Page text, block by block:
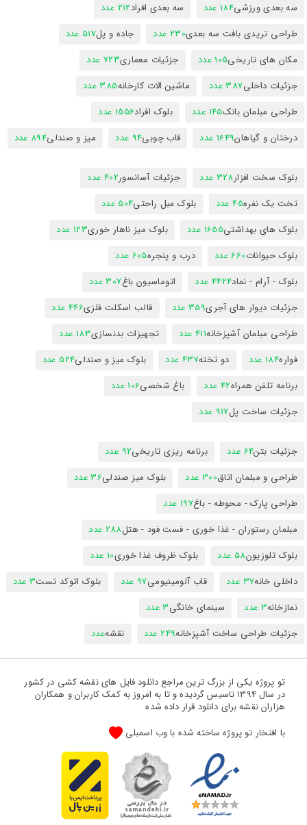
سه بعدی ورزشی184 عدد سه بعدی افراد212 عدد
طراحی تریدی بافت سه بعدی230 عدد جاده و پل517 عدد
مکان های تاریخی105 عدد جزئیات معماری723 عدد
جزئیات داخلی387 عدد ماشین الات کارخانه385 عدد
طراحی مبلمان بانک145 عدد بلوک افراد1556 عدد
درختان و گیاهان1649 عدد قاب چوبی94 عدد میز و صندلی894 عدد
بلوک سخت افزار328 عدد جزئیات آسانسور402 عدد
تخت یک نفره45 عدد بلوک مبل راحتی504 عدد
بلوک های بهداشتی1655 عدد بلوک میز ناهار خوری123 عدد
بلوک حیوانات660 عدد درب و پنجره605 عدد
بلوک - آرام - نماد4424 عدد اتوماسیون باغ307 عدد
جزئیات دیوار های آجری359 عدد قالب اسکلت فلزی446 عدد
طراحی مبلمان آشپزخانه411 عدد تجهیزات بدنسازی183 عدد
فواره184 عدد دو تخته437 عدد بلوک میز و صندلی524 عدد
برنامه تلفن همراه42 عدد باغ شخصی106 عدد
جزئیات ساخت پل917 عدد
جزئیات بتن64 عدد برنامه ریزی تاریخی92 عدد
طراحی و مبلمان اتاق300 عدد بلوک میز صندلی36 عدد
طراحی پارک - محوطه - باغ197 عدد
مبلمان رستوران - غذا خوری - فست فود - هتل288 عدد
بلوک تلوزیون58 عدد بلوک ظروف غذا خوری10 عدد
داخلی خانه37 عدد قاب آلومینیومی97 عدد بلوک اتوکد تست3 عدد
نمازخانه3 عدد سینمای خانگی3 عدد
جزئیات طراحی ساخت آشپزخانه249 عدد نقشهعدد
تو پروژه یکی از بزرگ ترین مراجع دانلود فایل های نقشه کشی در کشور
در سال 1394 تاسیس گردیده و تا به امروز به کمک کاربران و همکاران
هزاران نقشه برای دانلود قرار داده شده
با افتخار تو پروژه ساخته شده با وب اسمبلی